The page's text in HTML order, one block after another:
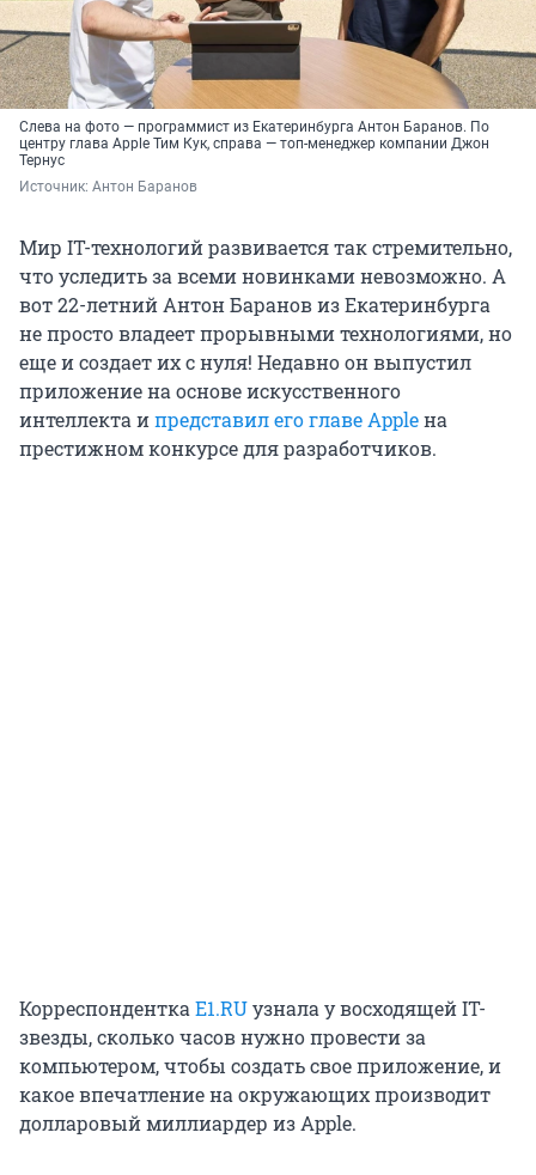
Слева на фото — программист из Екатеринбурга Антон Баранов. По
центру глава Apple Тим Кук, справа — топ-менеджер компании Джон
Тернус
Источник: Антон Баранов
Мир IT-технологий развивается так стремительно,
что уследить за всеми новинками невозможно. А
вот 22-летний Антон Баранов из Екатеринбурга
не просто владеет прорывными технологиями, но
еще и создает их с нуля! Недавно он выпустил
приложение на основе искусственного
интеллекта ипредставил его главе Appleна
престижном конкурсе для разработчиков.
Корреспондентка E1.RUузнала у восходящей IT-
звезды, сколько часов нужно провести за
компьютером, чтобы создать свое приложение, и
какое впечатление на окружающих производит
долларовый миллиардер из Apple.